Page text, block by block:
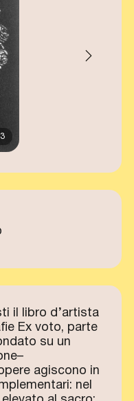
il libro d’artista
Ex voto, parte
su un
agiscono in
nel